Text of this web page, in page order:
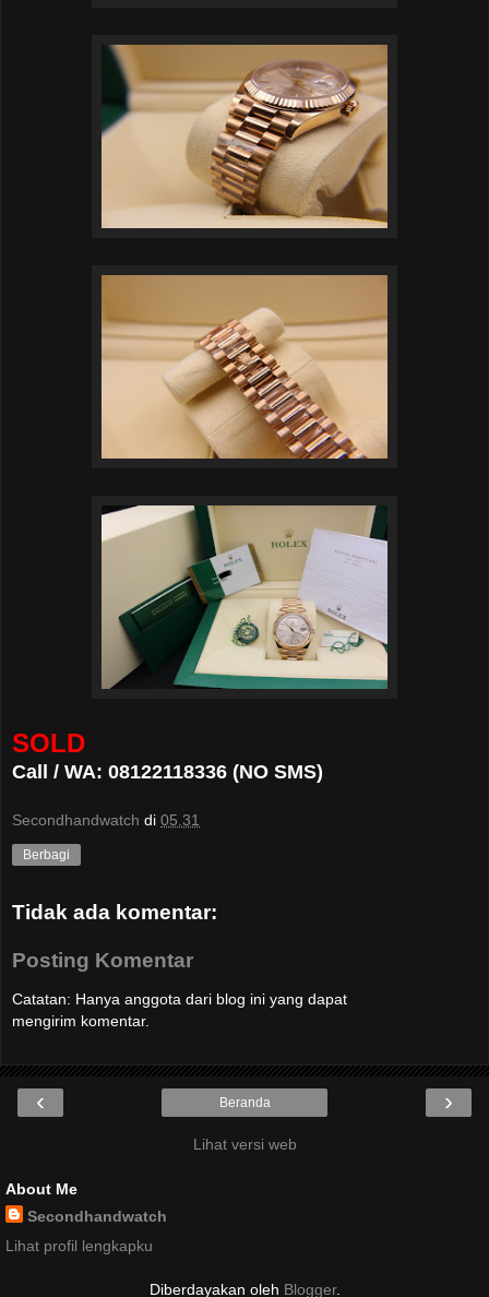
SOLD
Call / WA: 08122118336 (NO SMS)
Secondhandwatch di 05.31
Berbagi
Tidak ada komentar:
Posting Komentar
Catatan: Hanya anggota dari blog ini yang dapat
mengirim komentar.
‹ ›
Beranda
Lihat versi web
About Me
Secondhandwatch
Lihat profil lengkapku
Diberdayakan oleh Blogger.